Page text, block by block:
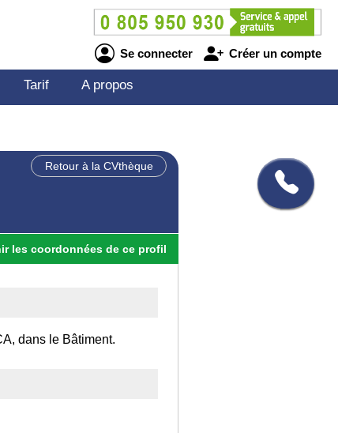
Se connecter Créer un compte
Tarif A propos
Retour à la CVthèque
les coordonnées de ce profil
dans le Bâtiment.